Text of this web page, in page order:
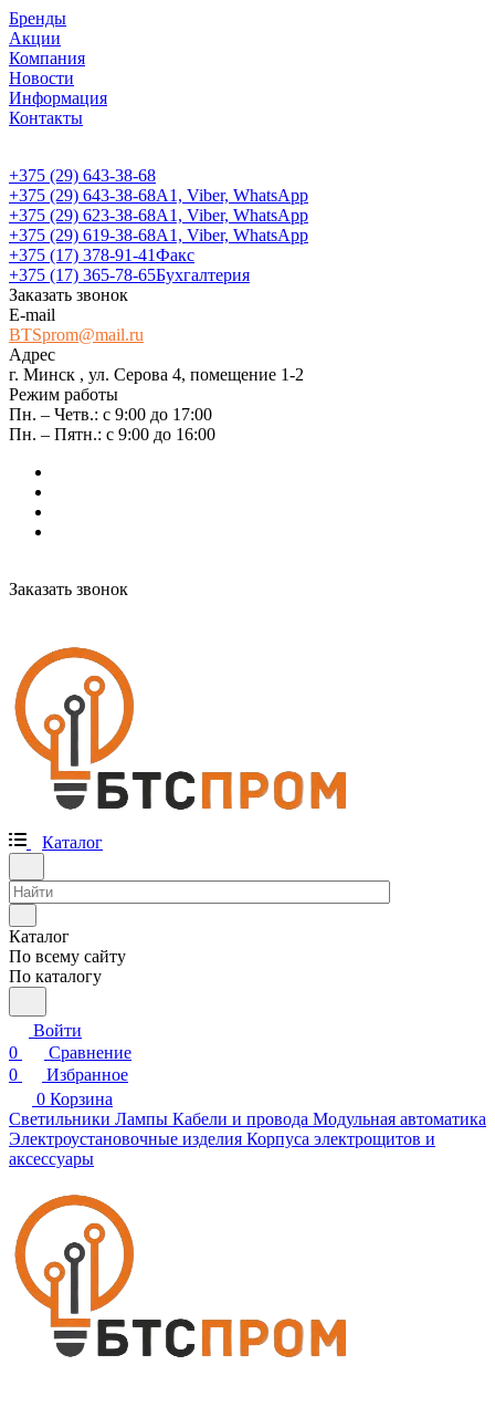
Бренды
Акции
Компания
Новости
Информация
Контакты
+375 (29) 643-38-68
+375 (29) 643-38-68А1, Viber, WhatsApp
+375 (29) 623-38-68А1, Viber, WhatsApp
+375 (29) 619-38-68А1, Viber, WhatsApp
+375 (17) 378-91-41Факс
+375 (17) 365-78-65Бухгалтерия
Заказать звонок
E-mail
BTSprom@mail.ru
Адрес
г. Минск , ул. Серова 4, помещение 1-2
Режим работы
Пн. – Четв.: с 9:00 до 17:00
Пн. – Пятн.: с 9:00 до 16:00
Заказать звонок
Каталог
Каталог
По всему сайту
По каталогу
Войти
0
Сравнение
0
Избранное
0 Корзина
Светильники Лампы Кабели и провода Модульная автоматика
Электроустановочные изделия Корпуса электрощитов и
аксессуары